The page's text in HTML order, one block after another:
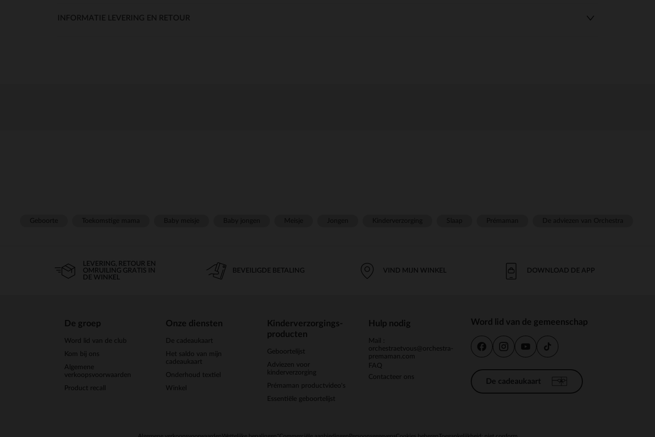
INFORMATIE LEVERING EN RETOUR
LEVERING, RETOUR EN
OMRUILING GRATIS IN
DE WINKEL
BEVEILIGDE BETALING VIND MIJN WINKEL DOWNLOAD DE APP
De groep
Word lid van de club
Kom bij ons
Algemene
verkoopsvoorwaarden
Product recall
Onze diensten
De cadeaukaart
Het saldo van mijn
cadeaukaart
Onderhoud textiel
Winkel
Kinderverzorgings-
producten
Geboortelijst
Adviezen voor
kinderverzorging
Prémaman productvideo's
Essentiële geboortelijst
Hulp nodig
Mail :
orchestraetvous@orchestra-
premaman.com
FAQ
Contacteer ons
Word lid van de gemeenschap
De cadeaukaart